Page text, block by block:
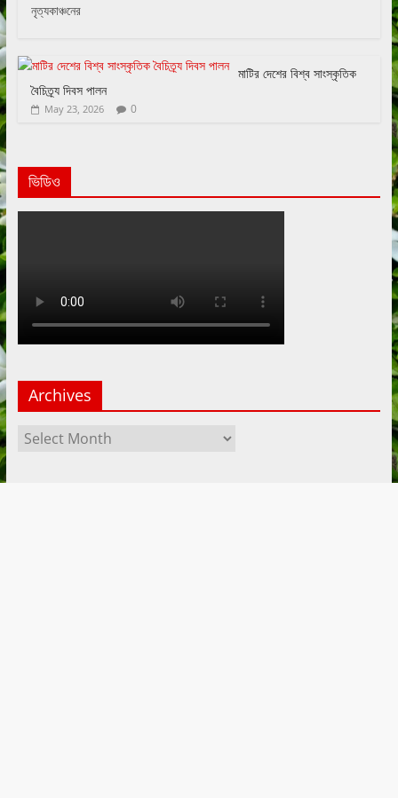
নৃত্যকাঞ্চনের
মাটির দেশের বিশ্ব সাংস্কৃতিক
বৈচিত্র্য দিবস পালন
May 23, 2026 0
ভিডিও
Archives
Archives